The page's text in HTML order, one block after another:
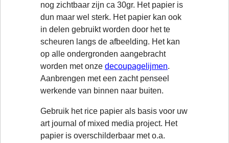
nog zichtbaar zijn ca 30gr. Het papier is
dun maar wel sterk. Het papier kan ook
in delen gebruikt worden door het te
scheuren langs de afbeelding. Het kan
op alle ondergronden aangebracht
worden met onze decoupagelijmen.
Aanbrengen met een zacht penseel
werkende van binnen naar buiten.
Gebruik het rice papier als basis voor uw
art journal of mixed media project. Het
papier is overschilderbaar met o.a.